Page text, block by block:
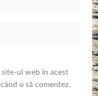
site-ul web în acest
o să comentez.